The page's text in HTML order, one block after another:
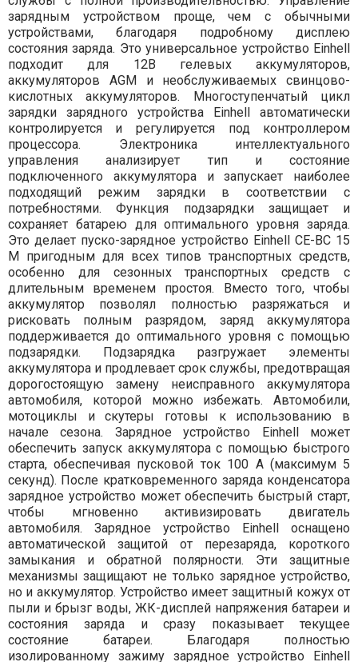
зарядным устройством проще, чем с обычными
устройствами, благодаря подробному дисплею
состояния заряда. Это универсальное устройство Einhell
подходит для 12В гелевых аккумуляторов,
аккумуляторов AGM и необслуживаемых свинцово-
кислотных аккумуляторов. Многоступенчатый цикл
зарядки зарядного устройства Einhell автоматически
контролируется и регулируется под контроллером
процессора. Электроника интеллектуального
управления анализирует тип и состояние
подключенного аккумулятора и запускает наиболее
подходящий режим зарядки в соответствии с
потребностями. Функция подзарядки защищает и
сохраняет батарею для оптимального уровня заряда.
Это делает пуско-зарядное устройство Einhell CE-BC 15
M пригодным для всех типов транспортных средств,
особенно для сезонных транспортных средств с
длительным временем простоя. Вместо того, чтобы
аккумулятор позволял полностью разряжаться и
рисковать полным разрядом, заряд аккумулятора
поддерживается до оптимального уровня с помощью
подзарядки. Подзарядка разгружает элементы
аккумулятора и продлевает срок службы, предотвращая
дорогостоящую замену неисправного аккумулятора
автомобиля, которой можно избежать. Автомобили,
мотоциклы и скутеры готовы к использованию в
начале сезона. Зарядное устройство Einhell может
обеспечить запуск аккумулятора с помощью быстрого
старта, обеспечивая пусковой ток 100 А (максимум 5
секунд). После кратковременного заряда конденсатора
зарядное устройство может обеспечить быстрый старт,
чтобы мгновенно активизировать двигатель
автомобиля. Зарядное устройство Einhell оснащено
автоматической защитой от перезаряда, короткого
замыкания и обратной полярности. Эти защитные
механизмы защищают не только зарядное устройство,
но и аккумулятор. Устройство имеет защитный кожух от
пыли и брызг воды, ЖК-дисплей напряжения батареи и
состояния заряда и сразу показывает текущее
состояние батареи. Благодаря полностью
изолированному зажиму зарядное устройство Einhell